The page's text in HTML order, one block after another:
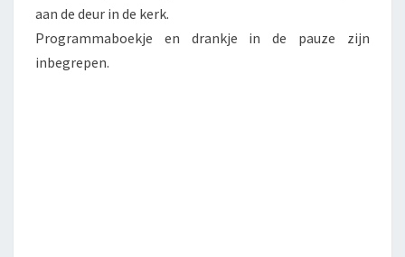
aan de deur in de kerk.
Programmaboekje en drankje in de pauze zijn
inbegrepen.